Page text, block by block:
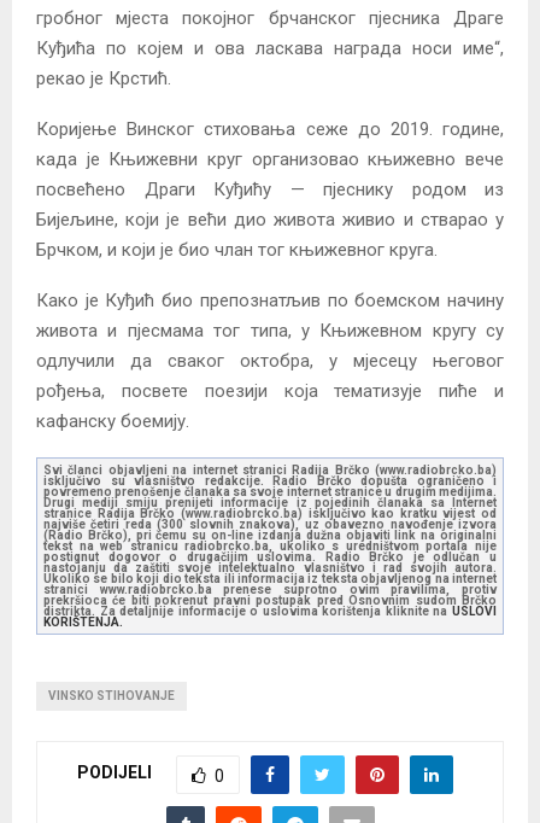
гробног мјеста покојног брчанског пјесника Драге
Куђића по којем и ова ласкава награда носи име“,
рекао је Крстић.
Коријење Винског стиховања сеже до 2019. године,
када је Књижевни круг организовао књижевно вече
посвећено Драги Куђићу — пјеснику родом из
Бијељине, који је већи дио живота живио и стварао у
Брчком, и који је био члан тог књижевног круга.
Како је Куђић био препознатљив по боемском начину
живота и пјесмама тог типа, у Књижевном кругу су
одлучили да сваког октобра, у мјесецу његовог
рођења, посвете поезији која тематизује пиће и
кафанску боемију.
Svi članci objavljeni na internet stranici Radija Brčko (www.radiobrcko.ba)
isključivo su vlasništvo redakcije. Radio Brčko dopušta ograničeno i
povremeno prenošenje članaka sa svoje internet stranice u drugim medijima.
Drugi mediji smiju prenijeti informacije iz pojedinih članaka sa Internet
stranice Radija Brčko (www.radiobrcko.ba) isključivo kao kratku vijest od
najviše četiri reda (300 slovnih znakova), uz obavezno navođenje izvora
(Radio Brčko), pri čemu su on-line izdanja dužna objaviti link na originalni
tekst na web stranicu radiobrcko.ba, ukoliko s uredništvom portala nije
postignut dogovor o drugačijim uslovima. Radio Brčko je odlučan u
nastojanju da zaštiti svoje intelektualno vlasništvo i rad svojih autora.
Ukoliko se bilo koji dio teksta ili informacija iz teksta objavljenog na internet
stranici www.radiobrcko.ba prenese suprotno ovim pravilima, protiv
prekršioca će biti pokrenut pravni postupak pred Osnovnim sudom Brčko
distrikta. Za detaljnije informacije o uslovima korištenja kliknite na USLOVI
KORIŠTENJA.
VINSKO STIHOVANJE
PODIJELI 0